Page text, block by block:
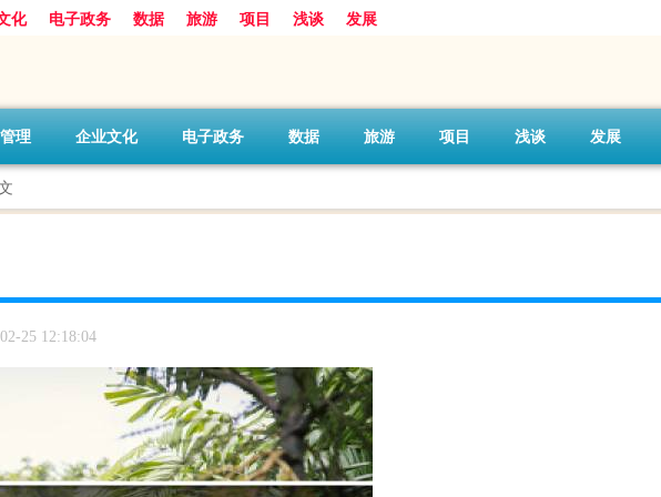
化 电子政务 数据 旅游 项目 浅谈 发展
管理 企业文化 电子政务 数据 旅游 项目 浅谈 发展
25 12:18:04